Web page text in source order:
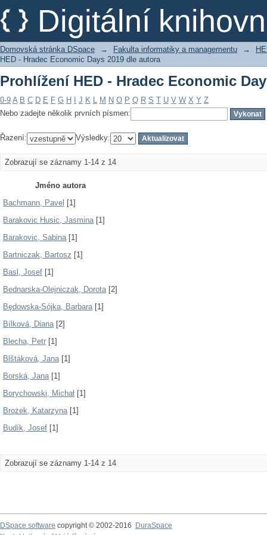
Digitální
Prohlížení HED - Hradec Economic
Domovská stránka DSpace → Fakulta informatiky a managementu →
HED - Hradec Economic Days 2019 dle autora
Prohlížení HED - Hradec Economic
0-9 A B C D E F G H J K L M N O P Q R S T U V W X Y Z
Nebo zadejte několik prvních písmen:
Řazení: Výsledky:
Zobrazují se záznamy 1-14 z 14
Jméno autora
Bachmann, Pavel [1]
Barakovic Husic, Jasmina[1]
Barakovic, Sabina[1]
Bartniczak, Bartosz [1]
Basl, Josef [1]
Bednarska-Olejniczak, Dorota[2]
Będowska-Sójka, Barbara[1]
Bílková, Diana[2]
Blecha, Petr [1]
Blštáková, Jana[1]
Borská, Jana[1]
Borychowski, Michał [1]
Brożek, Katarzyna[1]
Budík, Josef [1]
Zobrazují se záznamy 1-14 z 14
DSpace software copyright © 2002-2016
DuraSpace